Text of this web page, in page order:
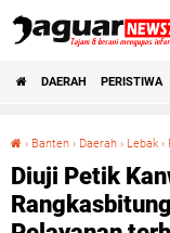
DAERAH PERISTIWA
› Banten › Daerah › Lebak ›
Diuji Petik